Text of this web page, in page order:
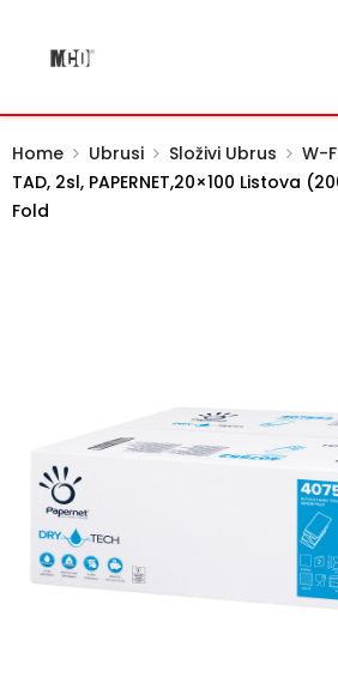
Home Ubrusi Složivi Ubrus
W-
TAD, 2sl, PAPERNET,20×100 Listova
Fold